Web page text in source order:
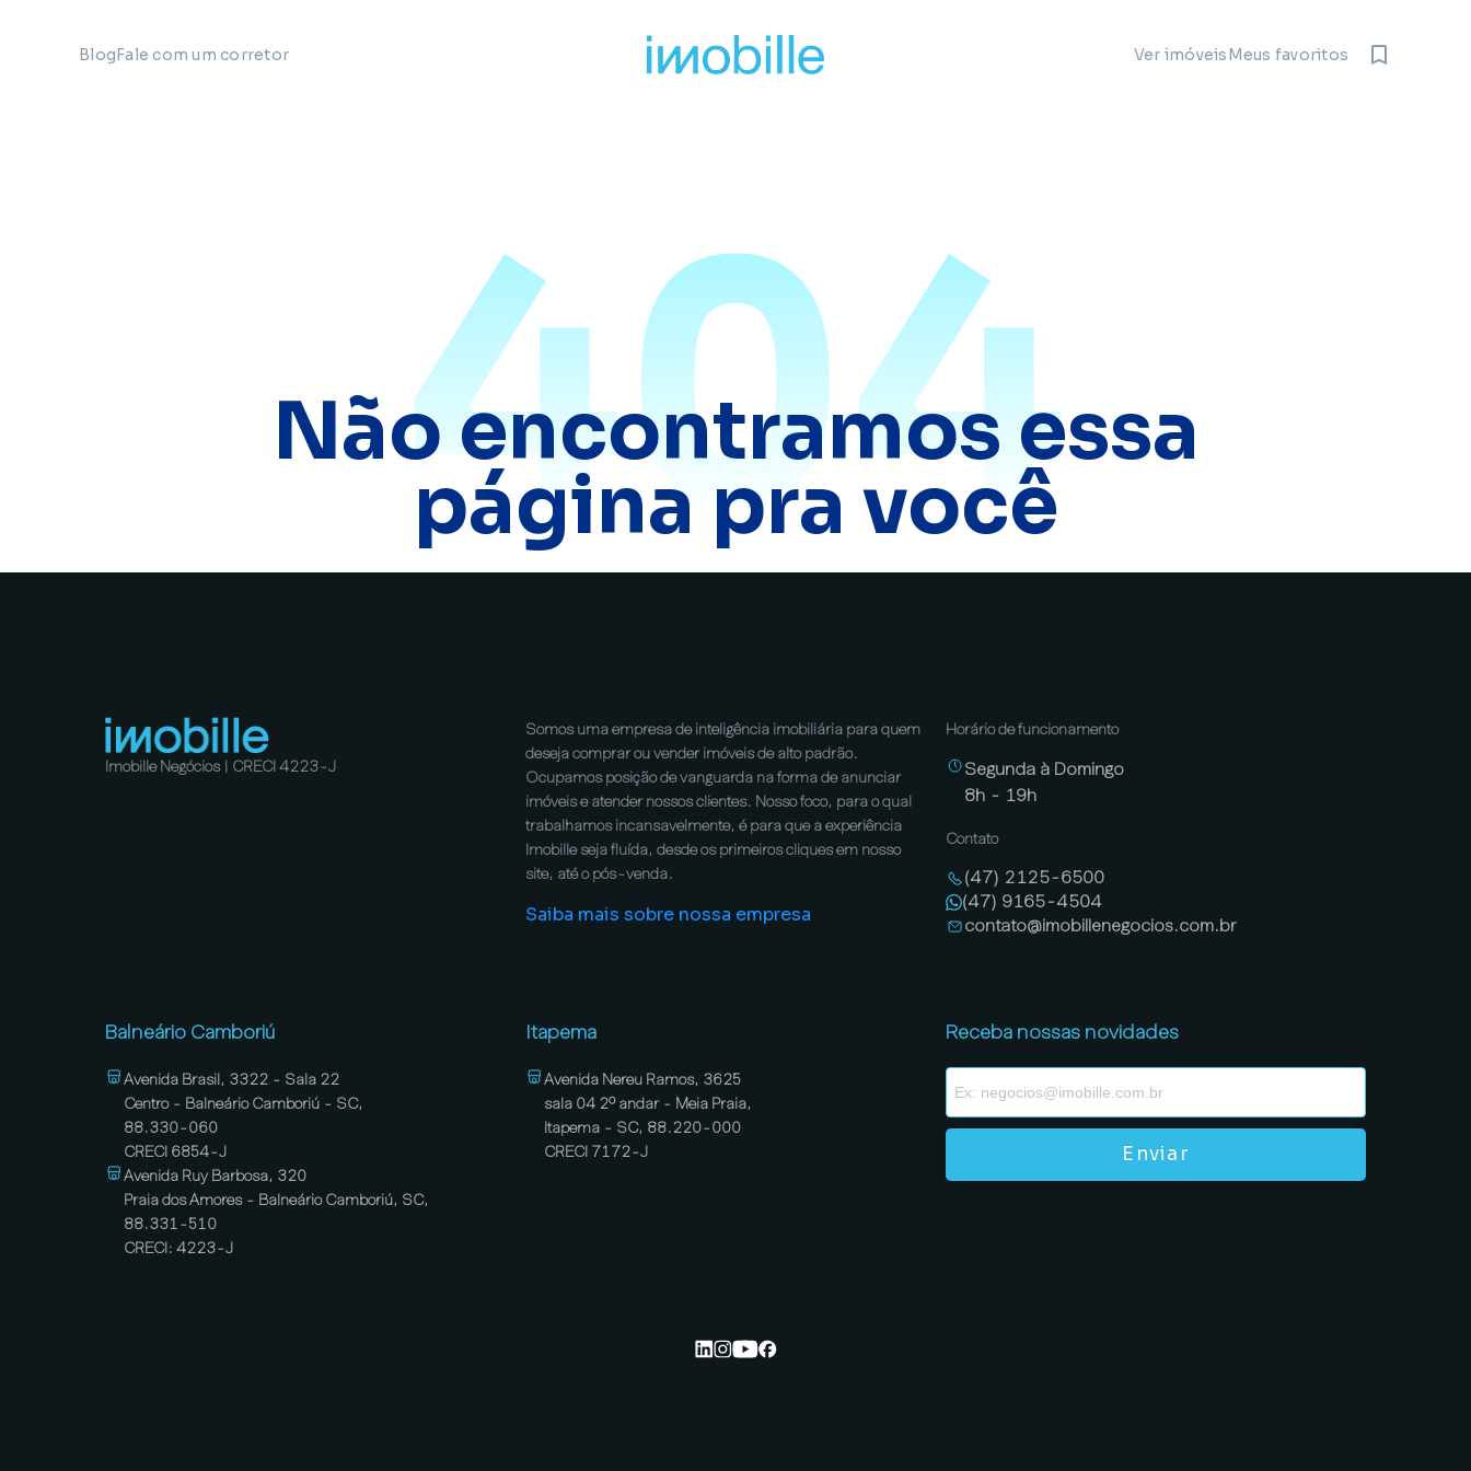
BlogFale com um corretor Ver imóveisMeus favoritos
404
Não encontramos essa
página pra você
Imobille Negócios | CRECI 4223-J
Somos uma empresa de inteligência imobiliária para quem
deseja comprar ou vender imóveis de alto padrão.
Ocupamos posição de vanguarda na forma de anunciar
imóveis e atender nossos clientes. Nosso foco, para o qual
trabalhamos incansavelmente, é para que a experiência
Imobille seja fluída, desde os primeiros cliques em nosso
site, até o pós-venda.
Saiba mais sobre nossa empresa
Horário de funcionamento
Segunda à Domingo
8h - 19h
Contato
(47) 2125-6500
(47) 9165-4504
contato@imobillenegocios.com.br
Balneário Camboriú
Avenida Brasil, 3322 - Sala 22
Centro - Balneário Camboriú - SC,
88.330-060
CRECI 6854-J
Avenida Ruy Barbosa, 320
Praia dos Amores - Balneário Camboriú, SC,
88.331-510
CRECI: 4223-J
Itapema
Avenida Nereu Ramos, 3625
sala 04 2º andar - Meia Praia,
Itapema - SC, 88.220-000
CRECI 7172-J
Receba nossas novidades
Enviar